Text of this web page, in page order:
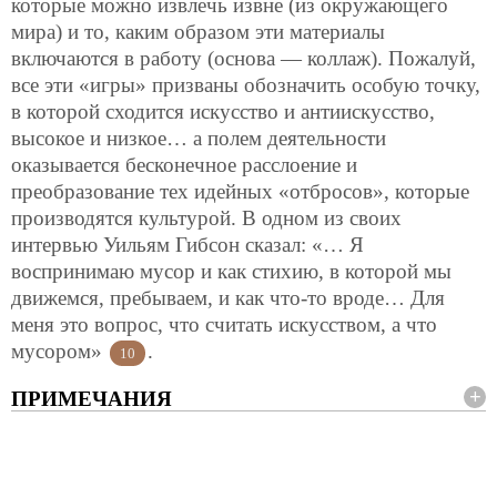
которые можно извлечь извне (из окружающего
мира) и то, каким образом эти материалы
включаются в работу (основа — коллаж). Пожалуй,
все эти «игры» призваны обозначить особую точку,
в которой сходится искусство и антиискусство,
высокое и низкое… а полем деятельности
оказывается бесконечное расслоение и
преобразование тех идейных «отбросов», которые
производятся культурой. В одном из своих
интервью Уильям Гибсон сказал: «… Я
воспринимаю мусор и как стихию, в которой мы
движемся, пребываем, и как что-то вроде… Для
меня это вопрос, что считать искусством, а что
мусором»
10 .
ПРИМЕЧАНИЯ